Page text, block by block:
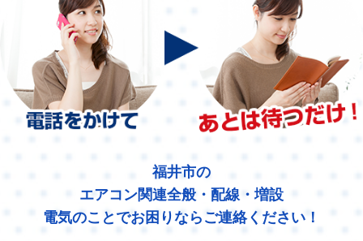
福井市の
エアコン関連全般・配線・増設
電気のことでお困りならご連絡ください！